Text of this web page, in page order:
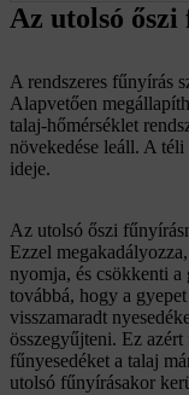
Az utolsó
A rendszeres fűnyírás
Alapvetően
talaj-hőmérséklet
növekedése leáll. A
ideje.
Az utolsó őszi
Ezzel
nyomja, és csökkenti a
továbbá, hogy a
visszamaradt
összegyűjteni. Ez
fűnyesedéket a talaj
utolsó fűnyírásakor